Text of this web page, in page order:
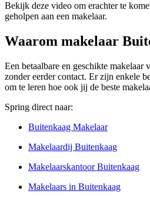
Bekijk deze video om erachter te
geholpen aan een makelaar.
Waarom makelaar
Een betaalbare en geschikte
zonder eerder contact. Er zijn enkele
om te leren hoe ook jij de beste
Spring direct naar:
Buitenkaag Makelaar
Makelaardij Buitenkaag
Makelaarskantoor Buitenkaag
Makelaars in Buitenkaag